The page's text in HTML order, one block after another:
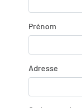
Prénom
Adresse